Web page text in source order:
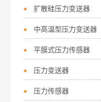
扩散硅压力变送器
中高温型压力变送器
平膜式压力传感器
压力变送器
压力传感器